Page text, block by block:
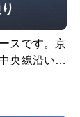
スです。京
央線沿い、
。 信号もひ
下の駐車場